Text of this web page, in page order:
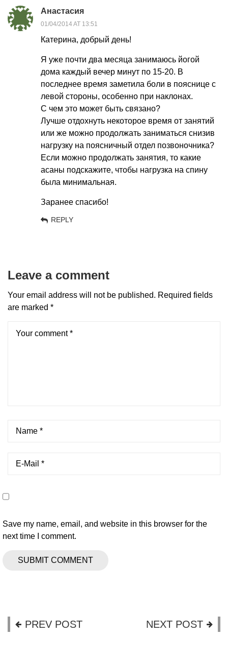
Анастасия
01/04/2014 AT 13:51
Катерина, добрый день!
Я уже почти два месяца занимаюсь йогой
дома каждый вечер минут по 15-20. В
последнее время заметила боли в пояснице с
левой стороны, особенно при наклонах.
С чем это может быть связано?
Лучше отдохнуть некоторое время от занятий
или же можно продолжать заниматься снизив
нагрузку на поясничный отдел позвоночника?
Если можно продолжать занятия, то какие
асаны подскажите, чтобы нагрузка на спину
была минимальная.
Заранее спасибо!
REPLY
Leave a comment
Your email address will not be published. Required fields
are marked *
Save my name, email, and website in this browser for the
next time I comment.
PREV POST NEXT POST